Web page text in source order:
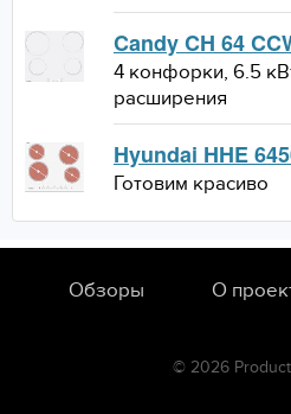
Candy CH 64
4 конфорки, 6.5
расширения
Hyundai HHE
Готовим красиво
Обзоры О
© 2026